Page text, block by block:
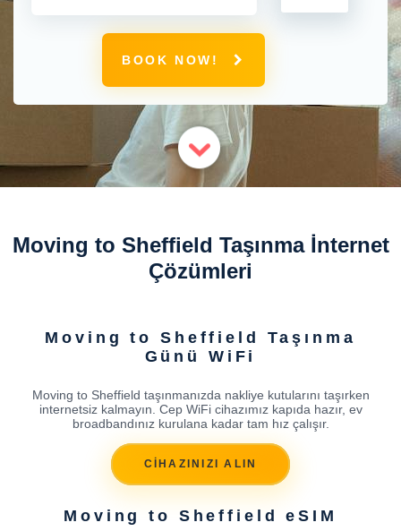
BOOK NOW!
Moving to Sheffield Taşınma İnternet
Çözümleri
Moving to Sheffield Taşınma
Günü WiFi
Moving to Sheffield taşınmanızda nakliye kutularını taşırken
internetsiz kalmayın. Cep WiFi cihazımız kapıda hazır, ev
broadbandınız kurulana kadar tam hız çalışır.
CİHAZINIZI ALIN
Moving to Sheffield eSIM